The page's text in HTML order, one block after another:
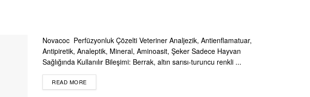
Novacoc Perfüzyonluk Çözelti Veteriner Analjezik, Antienflamatuar,
Antipiretik, Analeptik, Mineral, Aminoasit, Şeker Sadece Hayvan
Sağlığında Kullanılır Bileşimi: Berrak, altın sarısı-turuncu renkli ...
READ MOREDETAILS